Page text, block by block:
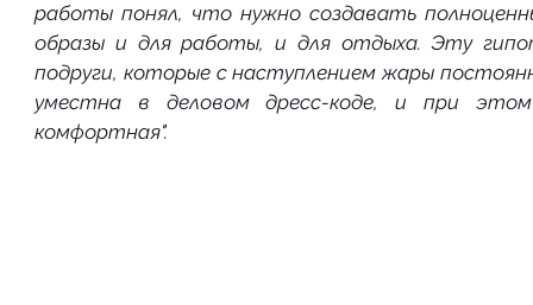
работы понял, что нужно создавать
образы и для работы, и для отдыха. Эту
подруги, которые с наступлением жары
уместна в деловом дресс-коде, и при этом
комфортная".